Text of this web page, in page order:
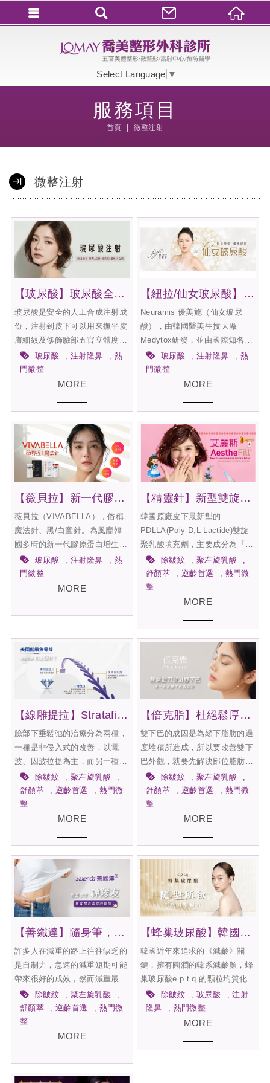
Select Language ▼
服務項目
首頁 微整注射
微整注射
【玻尿酸】玻尿酸全解析! 請看這篇
玻尿酸是安全的人工合成注射成
份，注射到皮下可以用來撫平皮
膚細紋及修飾臉部五官立體度，
玻尿酸注射後會逐漸被人體代謝
吸收，安全性高。更被女性接受
的是修飾臉部問題的需求，目前
紋、淚溝、眼下雙頰三角區塊
（所謂的蘋果肌）的填補注射，
以求更飽滿的臉型效果。
玻尿酸 注射隆鼻
熱
門微整
MORE
【紐拉/仙女玻尿酸】即刻澎潤 ! 打造仙女奇肌
Neuramis 優美施（仙女玻尿
酸），由韓國醫美生技大廠
Medytox研發，並由國際知名巨
星「愛的迫降」孫仙；孫藝珍代
言。仙女玻尿酸運用獨家
『SHAPE交聯科技製程』，兼
彈」、「高融合」等優勢著重自
然感，使用效果相較於他牌，臉
部的輪廓線條更加柔和，適合偏
好自然柔美的你。
玻尿酸 注射隆鼻
熱
門微整
MORE
【薇貝拉】新一代膠原蛋白增生魔法針
薇貝拉（VIVABELLA），俗稱
魔法針、黑/白童針。為風靡韓
國多時的新一代膠原蛋白增生
劑。結合85%「聚雙旋乳酸
PDLLA」與15%非交聯玻尿酸優
點混合而成「多效聚雙旋乳
射於真皮層PLA填充劑，因為具
能夠改善痘疤、刺激膠原蛋白增
生、修復肌膚，並同時改善所有
肌膚問題。
玻尿酸 注射隆鼻
熱
門微整
MORE
【精靈針】新型雙旋聚乳酸，左右逢源創造立體澎顏
韓國原廠皮下最新型的
PDLLA(Poly-D,L-Lactide)雙旋
聚乳酸填充劑，主要成分為『左
旋+右旋=雙旋聚乳酸』屬脂肪族
聚酯，從玉米和馬鈴薯可再生資
源中提取而合成的熱塑性高分子
材料，通過美國FDA核准，常用
肌、凹陷的法令紋、垂老的雙
頰，人體可相容吸收，且術後不
需按摩！是相對自然且安全的皮
下填充劑新選擇。
除皺紋
聚左旋乳酸
舒顏萃
逆齡首選
熱門微
整
MORE
【線雕提拉】Stratafix藍鑽魚骨線
臉部下垂鬆弛的治療分為兩種，
一種是非侵入式的改善，以電
波、因波拉提為主，而另一種則
是侵入式的埋線拉提，透過埋現
在皮膚筋膜層達到拉提的效果，
兩者治療方式各有優缺點，不過
主要原理都是讓肌膚重回緊緻的
除皺紋
聚左旋乳酸
舒顏萃
逆齡首選
熱門微
整
MORE
【倍克脂】杜絕鬆厚雙下巴，絕不低頭！
雙下巴的成因是為頦下脂肪的過
度堆積所造成，所以要改善雙下
巴外觀，就要先解決部位脂肪過
多的問題，像是一般抽脂、減脂
手術...等，但現在則有另一種相
較較為舒適的改善方法，那就是
俗稱美國消脂針(俗稱)的
用是針頭注射方式，利用
BELKYRATM 倍克脂能破壞脂
肪細胞的作用原理，有效減少局
部脂肪的數量。
除皺紋
聚左旋乳酸
舒顏萃
逆齡首選
熱門微
整
MORE
【善纖達】隨身筆，安全管理體重!
許多人在減重的路上往往缺乏的
是自制力，急速的減重短期可能
帶來很好的成效，然而減重最大
的敵人其實是「維持」，減少飲
食攝取後人體會將能量儲存在體
內，降低基礎代謝，並且堆積脂
肪，所以當回到正常飲食後，吸
因此有肥胖問題者應從調整「飲
食」及「運動」開始。
除皺紋
聚左旋乳酸
舒顏萃
逆齡首選
熱門微
整
MORE
【蜂巢玻尿酸】韓國超夯！隨型所欲，我的理想巢流
韓國近年來追求的《減齡》關
鍵，擁有圓潤的韓系減齡顏，蜂
巢玻尿酸e.p.t.q.的顆粒均質化工
藝，生產均一的玻尿酸(310㎛)經
過擠壓及特殊製作過程，其形成
擁有獨特HIVE蜂巢結構技術，
列，看起來像是一個蜂窩的結
除皺紋 玻尿酸
注射
隆鼻
熱門微整
MORE
會員登入(燈箱)
加入會員
忘記密碼
密碼修改
填寫匯款通知